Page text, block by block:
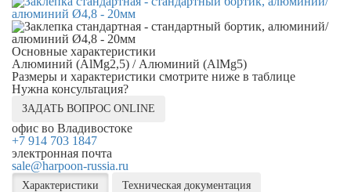
Основные характеристики
Алюминий (AlMg2,5) / Алюминий (AlMg5)
Размеры и характеристики смотрите ниже в таблице
Нужна консультация?
ЗАДАТЬ ВОПРОС ONLINE
офис во Владивостоке
+7 914 703 1847
электронная почта
sale@harpoon-russia.ru
Характеристики Техническая документация